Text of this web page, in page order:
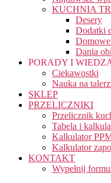
KUCHNIA
Desery
Dodatki
Dania
PORADY I
Ciekawostki
Nauka na
SKLEP
PRZELICZNIKI
Przelicznik
Tabela i
Kalkulator
Kalkulator
KONTAKT
Wypełnij